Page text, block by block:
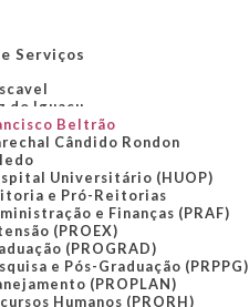
Serviços
do Iguaçu
Beltrão
Cândido Rondon
Universitário (HUOP)
e Pró-Reitorias
e Finanças (PRAF)
(PROEX)
(PROGRAD)
e Pós-Graduação (PRPPG)
(PROPLAN)
Humanos (PRORH)